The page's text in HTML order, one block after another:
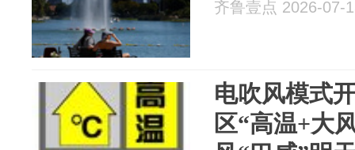
齐鲁壹点 2026-07-
电吹风模式
区“高温+大